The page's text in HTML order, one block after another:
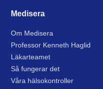
Medisera
Om Medisera
Professor Kenneth Haglid
Läkarteamet
Så fungerar det
Våra hälsokontroller